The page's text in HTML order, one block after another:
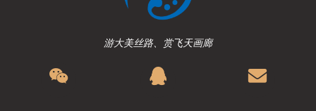
游大美丝路、赏飞天画廊